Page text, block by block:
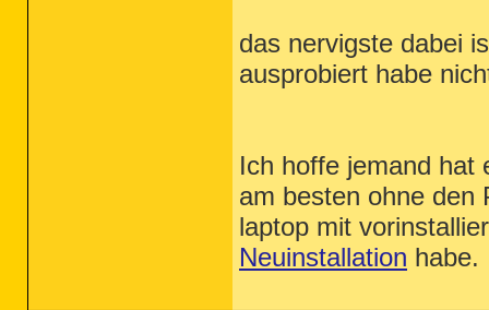
das nervigste dabei
ausprobiert habe
Ich hoffe jemand hat
am besten ohne den
laptop mit
Neuinstallation habe.